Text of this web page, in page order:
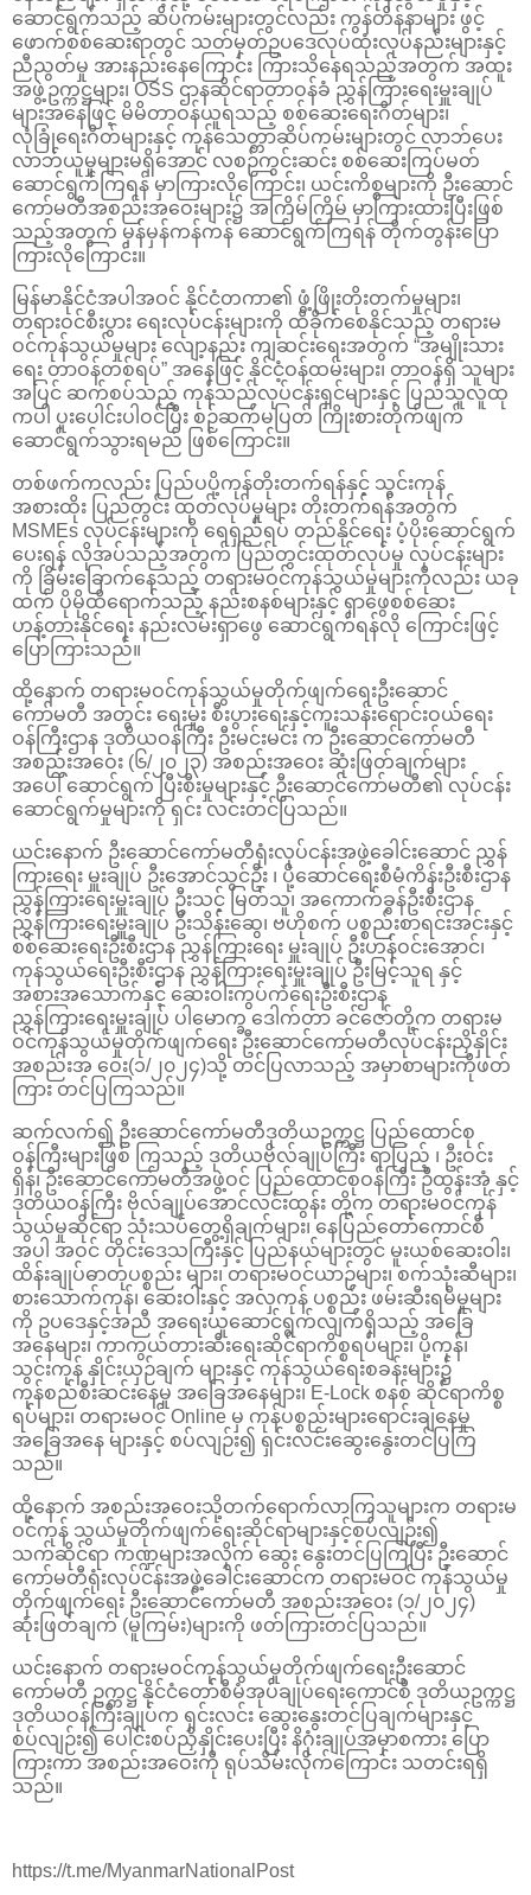
ဆောင်ရွက်သည့် ဆိပ်ကမ်းများတွင်လည်း ကွန်တိန်နာများ ဖွင့်
ဖောက်စစ်ဆေးရာတွင် သတ်မှတ်ဥပဒေလုပ်ထုံးလုပ်နည်းများနှင့်
ညီညွတ်မှု အားနည်းနေကြောင်း ကြားသိနေရသည့်အတွက် အထူး
အဖွဲ့ဥက္ကဋ္ဌများ၊ OSS ဌာနဆိုင်ရာတာဝန်ခံ ညွှန်ကြားရေးမှူးချုပ်
များအနေဖြင့် မိမိတာဝန်ယူရသည့် စစ်ဆေးရေးဂိတ်များ၊
လုံခြုံရေးဂိတ်များနှင့် ကုန်သေတ္တာဆိပ်ကမ်းများတွင် လာဘ်ပေး
လာဘ်ယူမှုများမရှိအောင် လစဉ်ကွင်းဆင်း စစ်ဆေးကြပ်မတ်
ဆောင်ရွက်ကြရန် မှာကြားလိုကြောင်း၊ ယင်းကိစ္စများကို ဦးဆောင်
ကော်မတီအစည်းအဝေးများ၌ အကြိမ်ကြိမ် မှာကြားထားပြီးဖြစ်
သည့်အတွက် မှန်မှန်ကန်ကန် ဆောင်ရွက်ကြရန် တိုက်တွန်းပြော
ကြားလိုကြောင်း။
မြန်မာနိုင်ငံအပါအဝင် နိုင်ငံတကာ၏ ဖွံ့ဖြိုးတိုးတက်မှုများ၊
တရားဝင်စီးပွား ရေးလုပ်ငန်းများကို ထိခိုက်စေနိုင်သည့် တရားမ
ဝင်ကုန်သွယ်မှုများ လျော့နည်း ကျဆင်းရေးအတွက် “အမျိုးသား
ရေး တာဝန်တစ်ရပ်” အနေဖြင့် နိုင်ငံ့ဝန်ထမ်းများ၊ တာဝန်ရှိ သူများ
အပြင် ဆက်စပ်သည့် ကုန်သည်လုပ်ငန်းရှင်များနှင့် ပြည်သူလူထု
ကပါ ပူးပေါင်းပါဝင်ပြီး စဉ်ဆက်မပြတ် ကြိုးစားတိုက်ဖျက်
ဆောင်ရွက်သွားရမည် ဖြစ်ကြောင်း။
တစ်ဖက်ကလည်း ပြည်ပပို့ကုန်တိုးတက်ရန်နှင့် သွင်းကုန်
အစားထိုး ပြည်တွင်း ထုတ်လုပ်မှုများ တိုးတက်ရန်အတွက်
MSMEs လုပ်ငန်းများကို ရေရှည်ရပ် တည်နိုင်ရေး ပံ့ပိုးဆောင်ရွက်
ပေးရန် လိုအပ်သည့်အတွက် ပြည်တွင်းထုတ်လုပ်မှု လုပ်ငန်းများ
ကို ခြိမ်းခြောက်နေသည့် တရားမဝင်ကုန်သွယ်မှုများကိုလည်း ယခု
ထက် ပိုမိုထိရောက်သည့် နည်းစနစ်များနှင့် ရှာဖွေစစ်ဆေး
ဟန့်တားနိုင်ရေး နည်းလမ်းရှာဖွေ ဆောင်ရွက်ရန်လို ကြောင်းဖြင့်
ပြောကြားသည်။
ထို့နောက် တရားမဝင်ကုန်သွယ်မှုတိုက်ဖျက်ရေးဦးဆောင်
ကော်မတီ အတွင်း ရေးမှုး စီးပွားရေးနှင့်ကူးသန်းရောင်းဝယ်ရေး
ဝန်ကြီးဌာန ဒုတိယဝန်ကြီး ဦးမင်းမင်း က ဦးဆောင်ကော်မတီ
အစည်းအဝေး (၆/၂၀၂၃) အစည်းအဝေး ဆုံးဖြတ်ချက်များ
အပေါ် ဆောင်ရွက် ပြီးစီးမှုများနှင့် ဦးဆောင်ကော်မတီ၏ လုပ်ငန်း
ဆောင်ရွက်မှုများကို ရှင်း လင်းတင်ပြသည်။
ယင်းနောက် ဦးဆောင်ကော်မတီရုံးလုပ်ငန်းအဖွဲ့ခေါင်းဆောင် ညွှန်
ကြားရေး မှူးချုပ် ဦးအောင်သွင်ဦး ၊ ပို့ဆောင်ရေးစီမံကိန်းဦးစီးဌာန
ညွှန်ကြားရေးမှူးချုပ် ဦးသင့် မြတ်သူ၊ အကောက်ခွန်ဦးစီးဌာန
ညွှန်ကြားရေးမှူးချုပ် ဦးသိန်းဆွေ၊ ဗဟိုစက် ပစ္စည်းစာရင်းအင်းနှင့်
စစ်ဆေးရေးဦးစီးဌာန ညွှန်ကြားရေး မှူးချုပ် ဦးဟန်ဝင်းအောင်၊
ကုန်သွယ်ရေးဦးစီးဌာန ညွှန်ကြားရေးမှူးချုပ် ဦးမြင့်သူရ နှင့်
အစားအသောက်နှင့် ဆေးဝါးကွပ်ကဲရေးဦးစီးဌာန
ညွှန်ကြားရေးမှူးချုပ် ပါမောက္ခ ဒေါက်တာ ခင်ဇော်တို့က တရားမ
ဝင်ကုန်သွယ်မှုတိုက်ဖျက်ရေး ဦးဆောင်ကော်မတီလုပ်ငန်းညှိနှိုင်း
အစည်းအ ဝေး(၁/၂၀၂၄)သို့ တင်ပြလာသည့် အမှာစာများကိုဖတ်
ကြား တင်ပြကြသည်။
ဆက်လက်၍ ဦးဆောင်ကော်မတီဒုတိယဥက္ကဋ္ဌ ပြည်ထောင်စု
ဝန်ကြီးများဖြစ် ကြသည့် ဒုတိယဗိုလ်ချုပ်ကြီး ရာပြည့် ၊ ဦးဝင်း
ရှိန်၊ ဦးဆောင်ကော်မတီအဖွဲ့ဝင် ပြည်ထောင်စုဝန်ကြီး ဦထွန်းအုံ နှင့်
ဒုတိယဝန်ကြီး ဗိုလ်ချုပ်အောင်လင်းထွန်း တို့က တရားမဝင်ကုန်
သွယ်မှုဆိုင်ရာ သုံးသပ်တွေ့ရှိချက်များ၊ နေပြည်တော်ကောင်စီ
အပါ အဝင် တိုင်းဒေသကြီးနှင့် ပြည်နယ်များတွင် မူးယစ်ဆေးဝါး၊
ထိန်းချုပ်ဓာတုပစ္စည်း များ၊ တရားမဝင်ယာဉ်များ၊ စက်သုံးဆီများ၊
စားသောက်ကုန်၊ ဆေးဝါးနှင့် အလှကုန် ပစ္စည်း ဖမ်းဆီးရမိမှုများ
ကို ဥပဒေနှင့်အညီ အရေးယူဆောင်ရွက်လျက်ရှိသည့် အခြေ
အနေများ၊ ကာကွယ်တားဆီးရေးဆိုင်ရာကိစ္စရပ်များ၊ ပို့ကုန်၊
သွင်းကုန် နှိုင်းယှဉ်ချက် များနှင့် ကုန်သွယ်ရေးစခန်းများ၌
ကုန်စည်စီးဆင်းနေမှု အခြေအနေများ၊ E-Lock စနစ် ဆိုင်ရာကိစ္စ
ရပ်များ၊ တရားမဝင် Online မှ ကုန်ပစ္စည်းများရောင်းချနေမှု
အခြေအနေ များနှင့် စပ်လျဉ်း၍ ရှင်းလင်းဆွေးနွေးတင်ပြကြ
သည်။
ထို့နောက် အစည်းအဝေးသို့တက်ရောက်လာကြသူများက တရားမ
ဝင်ကုန် သွယ်မှုတိုက်ဖျက်ရေးဆိုင်ရာများနှင့်စပ်လျဉ်း၍
သက်ဆိုင်ရာ ကဏ္ဍများအလိုက် ဆွေး နွေးတင်ပြကြပြီး ဦးဆောင်
ကော်မတီရုံးလုပ်ငန်းအဖွဲ့ခေါင်းဆောင်က တရားမဝင် ကုန်သွယ်မှု
တိုက်ဖျက်ရေး ဦးဆောင်ကော်မတီ အစည်းအဝေး (၁/၂၀၂၄)
ဆုံးဖြတ်ချက် (မူကြမ်း)များကို ဖတ်ကြားတင်ပြသည်။
ယင်းနောက် တရားမဝင်ကုန်သွယ်မှုတိုက်ဖျက်ရေးဦးဆောင်
ကော်မတီ ဥက္ကဋ္ဌ နိုင်ငံတော်စီမံအုပ်ချုပ်ရေးကောင်စီ ဒုတိယဥက္ကဋ္ဌ
ဒုတိယဝန်ကြီးချုပ်က ရှင်းလင်း ဆွေးနွေးတင်ပြချက်များနှင့်
စပ်လျဉ်း၍ ပေါင်းစပ်ညှိနှိုင်းပေးပြီး နိဂုံးချုပ်အမှာစကား ပြော
ကြားကာ အစည်းအဝေးကို ရုပ်သိမ်းလိုက်ကြောင်း သတင်းရရှိ
သည်။
https://t.me/MyanmarNationalPost